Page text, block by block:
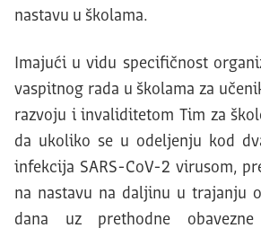
nastavu u školama.
Imajući u vidu specifičnost
vaspitnog rada u školama za
razvoju i invaliditetom Tim za
da ukoliko se u odeljenju kod
infekcija SARS-CoV-2 virusom,
na nastavu na daljinu u trajanju
dana uz prethodne